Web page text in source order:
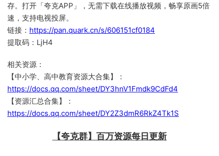
存。打开「夸克APP」，无需下载在线播放视频，畅享原画5倍
速，支持电视投屏。
链接： https://pan.quark.cn/s/606151cf0184
提取码：LjH4
相关资源：
【中小学、高中教育资源大合集】：
https://docs.qq.com/sheet/DY3hnV1Fmdk9CdFd4
【资源汇总合集】：
https://docs.qq.com/sheet/DY2Z3dmR6RkZ4Tk1S
【夸克群】百万资源每日更新